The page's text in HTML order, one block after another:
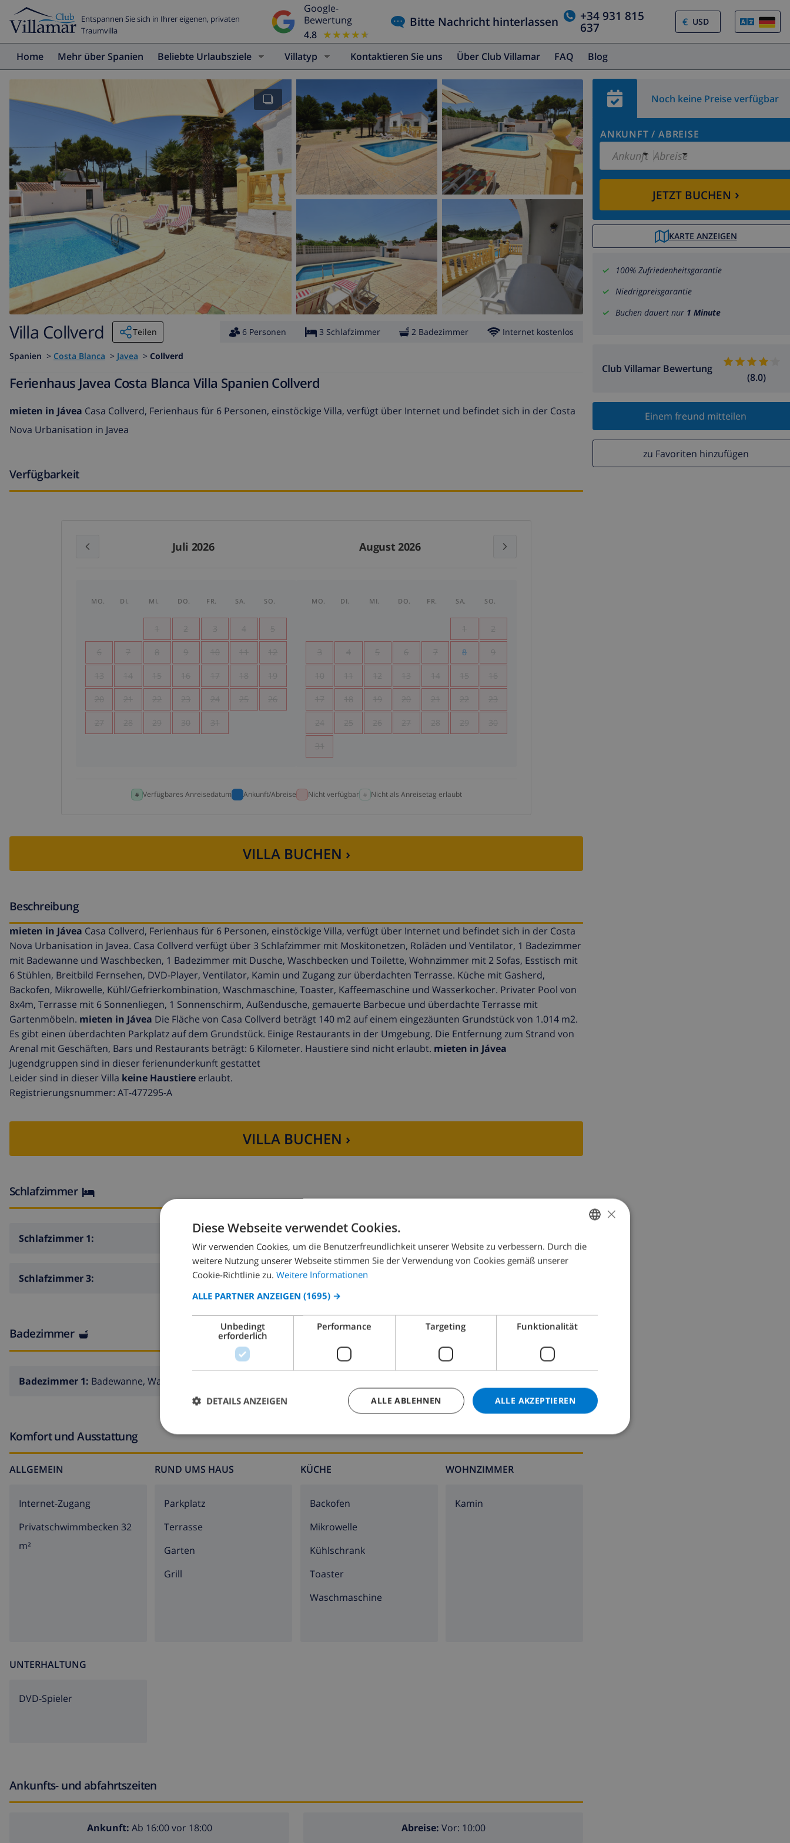
Entspannen Sie sich in Ihrer eigenen, privaten
Traumvilla
Google-
Bewertung
4.8 ★★★★★
★★★★★
Bitte Nachricht hinterlassen +34 931 815
637 €
Home Mehr über Spanien Beliebte Urlaubsziele Villatyp Kontaktieren Sie uns Über Club Villamar FAQ Blog
Noch keine Preise verfügbar
ANKUNFT / ABREISE
Ankunft Abreise
JETZT BUCHEN ›
KARTE ANZEIGEN
100% Zufriedenheitsgarantie
Niedrigpreisgarantie
Buchen dauert nur 1 Minute
Club Villamar Bewertung
(8.0)
Einem freund mitteilen
zu Favoriten hinzufügen
Villa Collverd Teilen 6 Personen 3 Schlafzimmer 2 Badezimmer Internet kostenlos
Spanien > Costa Blanca > Javea > Collverd
Ferienhaus Javea Costa Blanca Villa Spanien Collverd
mieten in Jávea Casa Collverd, Ferienhaus für 6 Personen, einstöckige Villa, verfügt über Internet und befindet sich in der Costa
Nova Urbanisation in Javea
Verfügbarkeit
Juli 2026 August 2026
MO. DI. MI. DO. FR. SA. SO.
1 2 3 4 5
6 7 8 9 10 11 12
13 14 15 16 17 18 19
20 21 22 23 24 25 26
27 28 29 30 31
MO. DI. MI. DO. FR. SA. SO.
1 2
3 4 5 6 7 8 9
10 11 12 13 14 15 16
17 18 19 20 21 22 23
24 25 26 27 28 29 30
31
Verfügbares Anreisedatum Ankunft/Abreise Nicht verfügbar Nicht als Anreisetag erlaubt
VILLA BUCHEN ›
Beschreibung
mieten in Jávea Casa Collverd, Ferienhaus für 6 Personen, einstöckige Villa, verfügt über Internet und befindet sich in der Costa
Nova Urbanisation in Javea. Casa Collverd verfügt über 3 Schlafzimmer mit Moskitonetzen, Roläden und Ventilator, 1 Badezimmer
mit Badewanne und Waschbecken, 1 Badezimmer mit Dusche, Waschbecken und Toilette, Wohnzimmer mit 2 Sofas, Esstisch mit
6 Stühlen, Breitbild Fernsehen, DVD-Player, Ventilator, Kamin und Zugang zur überdachten Terrasse. Küche mit Gasherd,
Backofen, Mikrowelle, Kühl/Gefrierkombination, Waschmaschine, Toaster, Kaffeemaschine und Wasserkocher. Privater Pool von
8x4m, Terrasse mit 6 Sonnenliegen, 1 Sonnenschirm, Außendusche, gemauerte Barbecue und überdachte Terrasse mit
Gartenmöbeln. mieten in Jávea Die Fläche von Casa Collverd beträgt 140 m2 auf einem eingezäunten Grundstück von 1.014 m2.
Es gibt einen überdachten Parkplatz auf dem Grundstück. Einige Restaurants in der Umgebung. Die Entfernung zum Strand von
Arenal mit Geschäften, Bars und Restaurants beträgt: 6 Kilometer. Haustiere sind nicht erlaubt. mieten in Jávea
Jugendgruppen sind in dieser ferienunderkunft gestattet
Leider sind in dieser Villa keine Haustiere erlaubt.
Registrierungsnummer: AT-477295-A
VILLA BUCHEN ›
Schlafzimmer
Schlafzimmer 1:
Schlafzimmer 3:
Badezimmer
Badezimmer 1: Badewanne, Waschbecken
Komfort und Ausstattung
ALLGEMEIN
Internet-Zugang
Privatschwimmbecken 32
m²
RUND UMS HAUS
Parkplatz
Terrasse
Garten
Grill
KÜCHE
Backofen
Mikrowelle
Kühlschrank
Toaster
Waschmaschine
WOHNZIMMER
Kamin
UNTERHALTUNG
DVD-Spieler
Ankunfts- und abfahrtszeiten
Ankunft: Ab 16:00 vor 18:00 Abreise: Vor: 10:00
GERMAN
DUTCH
GERMAN
NORWEGIAN
×
Diese Webseite verwendet Cookies.
Wir verwenden Cookies, um die Benutzerfreundlichkeit unserer Website zu verbessern. Durch die
weitere Nutzung unserer Webseite stimmen Sie der Verwendung von Cookies gemäß unserer
Cookie-Richtlinie zu. Weitere Informationen
ALLE PARTNER ANZEIGEN (1695) →
Unbedingt
erforderlich
Performance Targeting Funktionalität
ALLE AKZEPTIEREN
ALLE ABLEHNEN
DETAILS ANZEIGEN